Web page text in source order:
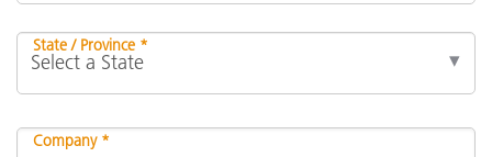
State / Province *
Company *